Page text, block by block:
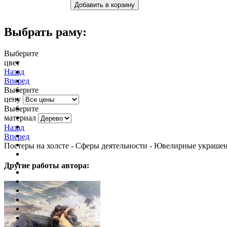
Выбрать раму:
Выберите
цвет
Назад
Вперед
Выберите
цену
Выберите
материал
Назад
Вперед
Постеры на холсте - Сферы деятельности - Ювелирные
Другие работы автора: